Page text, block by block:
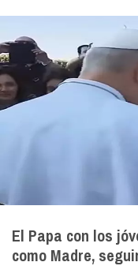
El Papa con los
como Madre,